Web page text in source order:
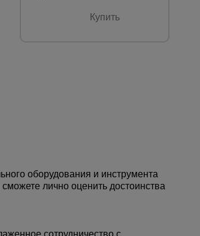
Купить
оборудования и инструмента
лично оценить достоинства
сотрудничество с